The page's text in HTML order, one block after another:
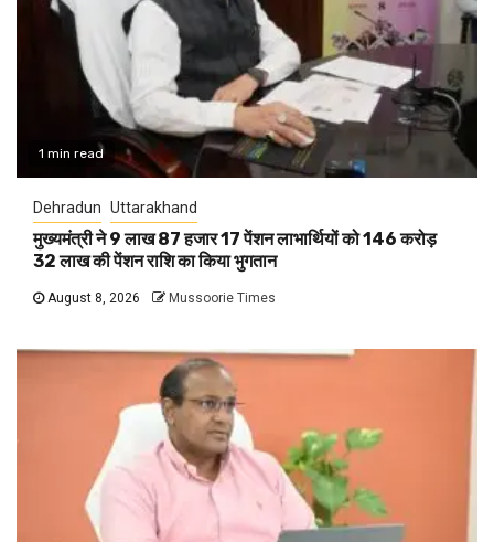
1 min read
Dehradun Uttarakhand
मुख्यमंत्री ने 9 लाख 87 हजार 17 पेंशन लाभार्थियों को 146 करोड़
32 लाख की पेंशन राशि का किया भुगतान
August 8, 2026 Mussoorie Times